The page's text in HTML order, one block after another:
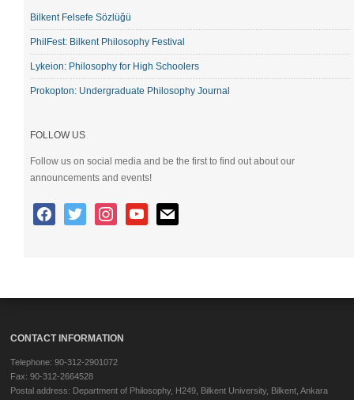
Bilkent Felsefe Sözlüğü
PhilFest: Bilkent Philosophy Festival
Lykeion: Philosophy for High Schoolers
Prokopton: Undergraduate Philosophy Journal
FOLLOW US
Follow us on social media and be the first to find out about our
announcements and events!
CONTACT INFORMATION
Telephone: 90-312-2901072
Fax: 90-312-2664528
Postal address: Department of Philosophy, H249, Bilkent University, Bilkent, Ankara